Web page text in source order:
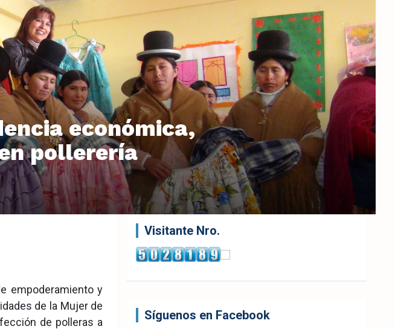
económica,
pollerería
empoderamiento y
de la Mujer de
de polleras a
Visitante Nro.
Síguenos en Facebook